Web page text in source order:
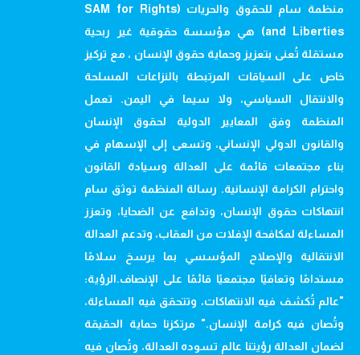
منظمة سام للحقوق والحريات (SAM for Rights
and Liberties) هي مؤسسة حقوقية غير ربحية
مستقلة تُعنى بتعزيز وحماية حقوق الإنسان ، مع تركيز
خاص على السياقات المرتبطة بالنزاعات المسلحة
والانتقال السياسي، ولا سيما في اليمن. تعمل
المنظمة وفق المعايير الدولية لحقوق الإنسان
والقانون الدولي الإنساني، وتسعى إلى الإسهام في
بناء مجتمعات قائمة على العدالة وسيادة القانون
واحترام الكرامة الإنسانية. رسالة المنظمة توثق سام
انتهاكات حقوق الإنسان، وتدافع عن الضحايا، وتعزز
المساءلة لمكافحة الإفلات من العقاب، وتدعم العدالة
الانتقالية والإصلاح المؤسسي بما يرسخ سلامًا
مستدامًا وتعافيًا مجتمعيًا قائمًا على الإنصاف.الرؤية:
"عالم تُكشف فيه الانتهاكات، وتتحقق فيه المساءلة،
وتُصان فيه كرامة الإنسان." مرتكزنا حماية الحقيقة
لضمان العدالة رؤيتنا عالم تسوده العدالة، وتُصان فيه